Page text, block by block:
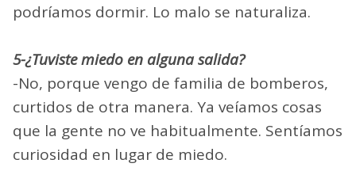
podríamos dormir. Lo malo se naturaliza.
5-¿Tuviste miedo en alguna salida?
-No, porque vengo de familia de bomberos,
curtidos de otra manera. Ya veíamos cosas
que la gente no ve habitualmente. Sentíamos
curiosidad en lugar de miedo.